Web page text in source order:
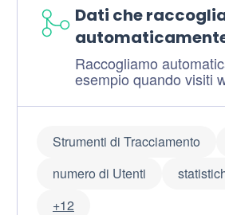
Dati che
Raccogliamo
esempio quando visiti
Strumenti di Tracciamento
numero di Utenti
+12